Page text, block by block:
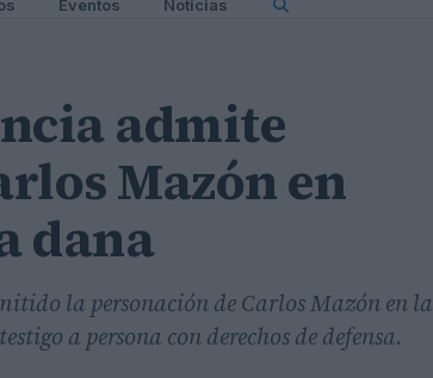
Eventos Noticias
admite
Mazón en
dana
la personación de Carlos Mazón en la
a persona con derechos de defensa.